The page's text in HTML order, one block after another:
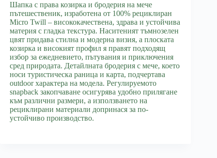
Шапка с права козирка и бродерия на мече
пътешественик, изработена от 100% рециклиран
Micro Twill – висококачествена, здрава и устойчива
материя с гладка текстура. Наситеният тъмнозелен
цвят придава стилна и модерна визия, а плоската
козирка и високият профил я правят подходящ
избор за ежедневието, пътувания и приключения
сред природата. Детайлната бродерия с мече, което
носи туристическа раница и карта, подчертава
outdoor характера на модела. Регулируемото
snapback закопчаване осигурява удобно прилягане
към различни размери, а използването на
рециклирани материали допринася за по-
устойчиво производство.